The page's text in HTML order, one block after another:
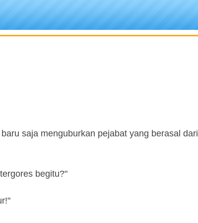
saja menguburkan pejabat yang berasal dari
begitu?"